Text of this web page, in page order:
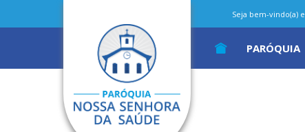
Seja bem-vindo(a)
PARÓQUIA